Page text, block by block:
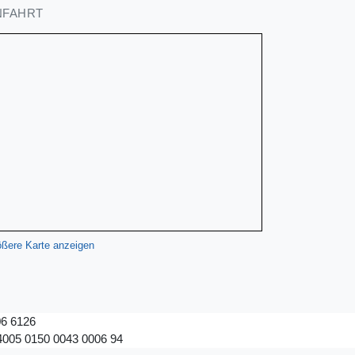
Karte anzeigen
6126
0150 0043 0006 94